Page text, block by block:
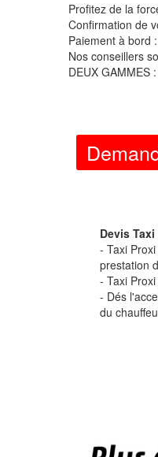
Profitez de la
Confirmation de
Paiement à bord
Nos conseillers
DEUX GAMMES
Devis
- Taxi
prestation
- Taxi
- Dés
du